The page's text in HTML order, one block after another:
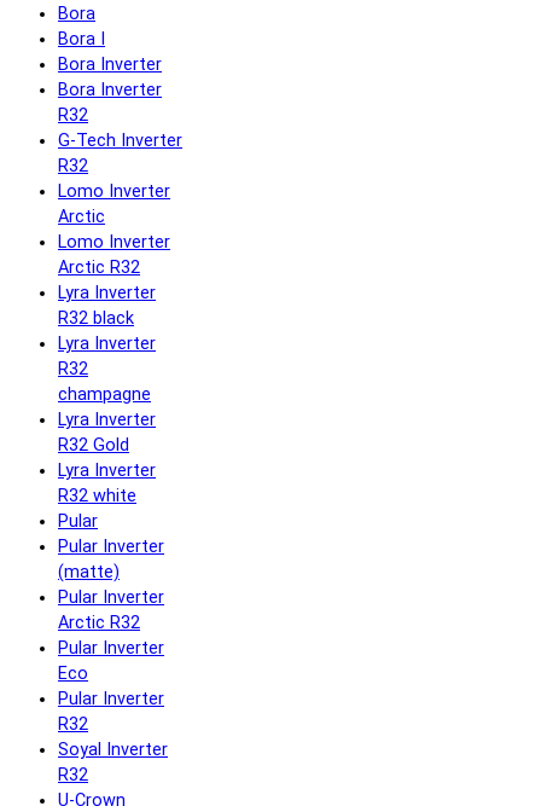
Bora
Bora I
Bora Inverter
Bora Inverter
R32
G-Tech Inverter
R32
Lomo Inverter
Arctic
Lomo Inverter
Arctic R32
Lyra Inverter
R32 black
Lyra Inverter
R32
champagne
Lyra Inverter
R32 Gold
Lyra Inverter
R32 white
Pular
Pular Inverter
(matte)
Pular Inverter
Arctic R32
Pular Inverter
Eco
Pular Inverter
R32
Soyal Inverter
R32
U-Crown